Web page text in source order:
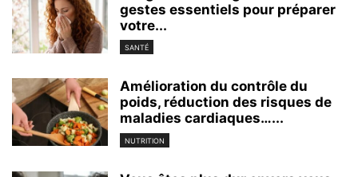
gestes essentiels pour préparer
votre...
SANTÉ
Amélioration du contrôle du
poids, réduction des risques de
maladies cardiaques…...
NUTRITION